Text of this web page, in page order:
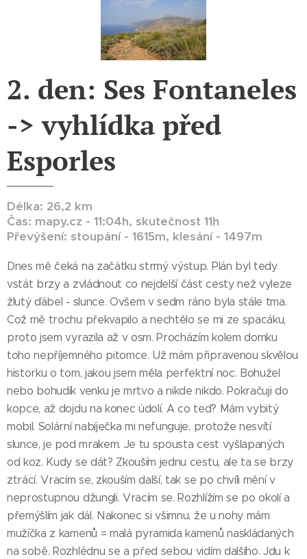
2. den: Ses Fontaneles
-> vyhlídka před
Esporles
Délka: 26,2 km
Čas: mapy.cz - 11:04h, skutečnost 11h
Převýšení: stoupání - 1615m, klesání - 1497m
Dnes mě čeká na začátku strmý výstup. Plán byl tedy
vstát brzy a zvládnout co nejdelší část cesty než vyleze
žlutý ďábel - slunce. Ovšem v sedm ráno byla stále tma.
Což mě trochu překvapilo a nechtělo se mi ze spacáku,
proto jsem vyrazila až v osm. Procházím kolem domku
toho nepříjemného pitomce. Už mám připravenou skvělou
historku o tom, jakou jsem měla perfektní noc. Bohužel
nebo bohudík venku je mrtvo a nikde nikdo. Pokračuji do
kopce, až dojdu na konec údolí. A co teď? Mám vybitý
mobil. Solární nabíječka mi nefunguje, protože nesvítí
slunce, je pod mrakem. Je tu spousta cest vyšlapaných
od koz. Kudy se dát? Zkouším jednu cestu, ale ta se brzy
ztrácí. Vracím se, zkouším další, tak se po chvíli mění v
neprostupnou džungli. Vracím se. Rozhlížím se po okolí a
přemýšlím jak dál. Nakonec si všimnu, že u nohy mám
mužíčka z kamenů = malá pyramida kamenů naskládaných
na sobě. Rozhlédnu se a před sebou vidím dalšího. Jdu k